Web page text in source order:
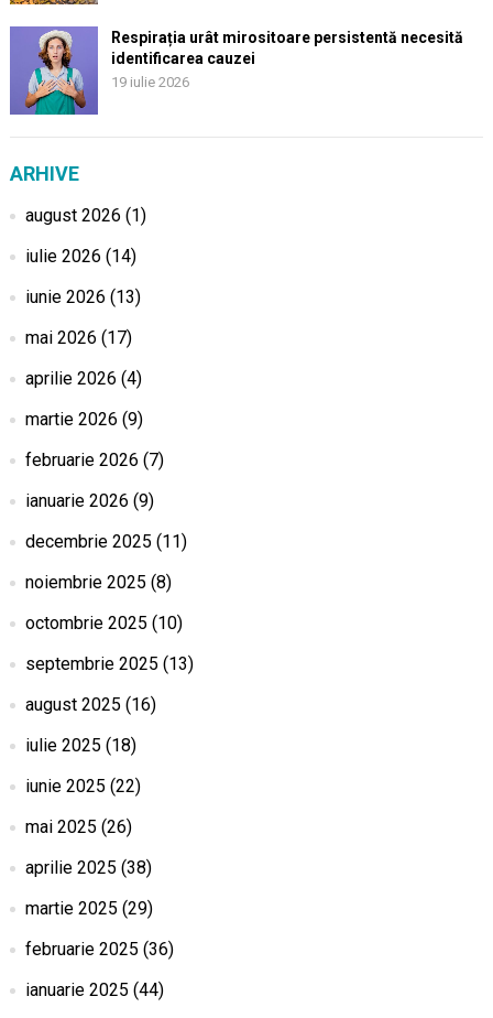
Respirația urât mirositoare persistentă necesită
identificarea cauzei
19 iulie 2026
ARHIVE
august 2026 (1)
iulie 2026 (14)
iunie 2026 (13)
mai 2026 (17)
aprilie 2026 (4)
martie 2026 (9)
februarie 2026 (7)
ianuarie 2026 (9)
decembrie 2025 (11)
noiembrie 2025 (8)
octombrie 2025 (10)
septembrie 2025 (13)
august 2025 (16)
iulie 2025 (18)
iunie 2025 (22)
mai 2025 (26)
aprilie 2025 (38)
martie 2025 (29)
februarie 2025 (36)
ianuarie 2025 (44)